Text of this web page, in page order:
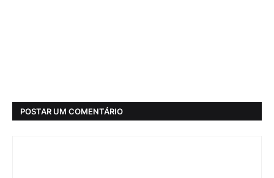
POSTAR UM COMENTÁRIO